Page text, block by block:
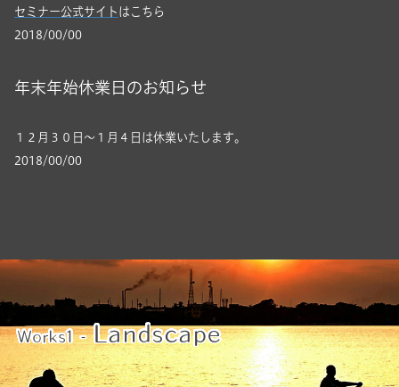
セミナー公式サイトはこちら
2018/00/00
年末年始休業日のお知らせ
１２月３０日～１月４日は休業いたします。
2018/00/00
Works1 -Landscape